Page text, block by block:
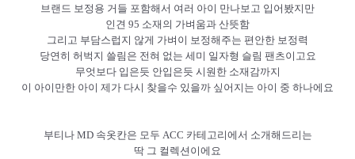
브랜드 보정용 거들 포함해서 여러 아이 만나보고 입어봤지만
인견 95 소재의 가벼움과 산뜻함
그리고 부담스럽지 않게 가벼이 보정해주는 편안한 보정력
당연히 허벅지 쓸림은 전혀 없는 세미 일자형 슬림 팬츠이고요
무엇보다 입은듯 안입은듯 시원한 소재감까지
이 아이만한 아이 제가 다시 찾을수 있을까 싶어지는 아이 중 하나에요
부티나 MD 속옷칸은 모두 ACC 카테고리에서 소개해드리는
딱 그 컬렉션이에요